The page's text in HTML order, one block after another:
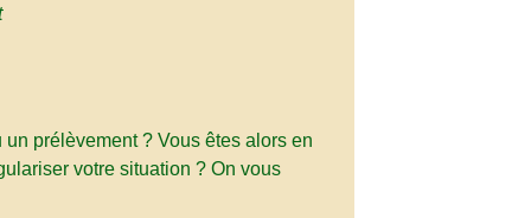
prélèvement ? Vous êtes alors en
votre situation ? On vous